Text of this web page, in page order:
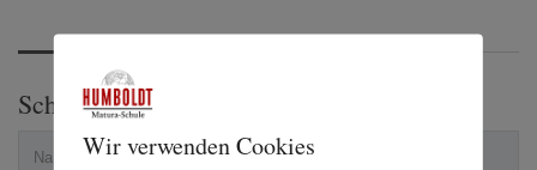
Schreibe einen Kommentar
Wir verwenden Cookies